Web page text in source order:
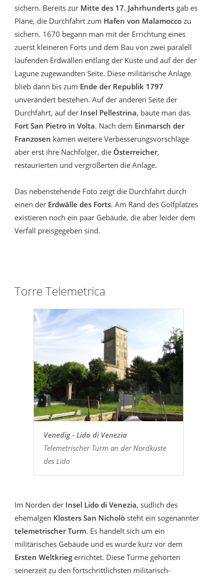
sichern. Bereits zur Mitte des 17. Jahrhunderts gab es
Pläne, die Durchfahrt zum Hafen von Malamocco zu
sichern. 1670 begann man mit der Errichtung eines
zuerst kleineren Forts und dem Bau von zwei paralell
laufenden Erdwällen entlang der Küste und auf der der
Lagune zugewandten Seite. Diese militärische Anlage
blieb dann bis zum Ende der Republik 1797
unverändert bestehen. Auf der anderen Seite der
Durchfahrt, auf der Insel Pellestrina, baute man das
Fort San Pietro in Volta. Nach dem Einmarsch der
Franzosen kamen weitere Verbesserungsvorschläge
aber erst ihre Nachfolger, die Österreicher,
restaurierten und vergrößerten die Anlage.
Das nebenstehende Foto zeigt die Durchfahrt durch
einen der Erdwälle des Forts. Am Rand des Golfplatzes
existieren noch ein paar Gebäude, die aber leider dem
Verfall preisgegeben sind.
Torre Telemetrica
Venedig - Lido di Venezia
Telemetrischer Turm an der Nordküste
des Lido
Im Norden der Insel Lido di Venezia, südlich des
ehemalgen Klosters San Nicholò steht ein sogenannter
telemetrischer Turm. Es handelt sich um ein
militärisches Gebäude und es wurde kurz vor dem
Ersten Weltkrieg errichtet. Diese Türme gehörten
seinerzeit zu den fortschrittlichsten militarisch-